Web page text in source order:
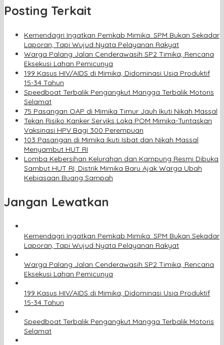
Posting Terkait
Kemendagri Ingatkan Pemkab Mimika: SPM Bukan Sekadar
Laporan, Tapi Wujud Nyata Pelayanan Rakyat
Warga Palang Jalan Cenderawasih SP2 Timika, Rencana
Eksekusi Lahan Pemicunya
199 Kasus HIV/AIDS di Mimika, Didominasi Usia Produktif
15-34 Tahun
Speedboat Terbalik Pengangkut Mangga Terbalik Motoris
Selamat
75 Pasangan OAP di Mimika Timur Jauh Ikuti Nikah Massal
Tekan Risiko Kanker Serviks Loka POM Mimika-Tuntaskan
Vaksinasi HPV Bagi 300 Perempuan
103 Pasangan di Mimika Ikuti Isbat dan Nikah Massal
Menyambut HUT RI
Lomba Kebersihan Kelurahan dan Kampung Resmi Dibuka
Sambut HUT RI, Distrik Mimika Baru Ajak Warga Ubah
Kebiasaan Buang Sampah
Jangan Lewatkan
Kemendagri Ingatkan Pemkab Mimika: SPM Bukan Sekadar
Laporan, Tapi Wujud Nyata Pelayanan Rakyat
Warga Palang Jalan Cenderawasih SP2 Timika, Rencana
Eksekusi Lahan Pemicunya
199 Kasus HIV/AIDS di Mimika, Didominasi Usia Produktif
15-34 Tahun
Speedboat Terbalik Pengangkut Mangga Terbalik Motoris
Selamat